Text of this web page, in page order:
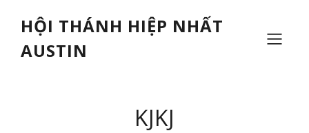
HỘI THÁNH HIỆP NHẤT
AUSTIN
KJKJ